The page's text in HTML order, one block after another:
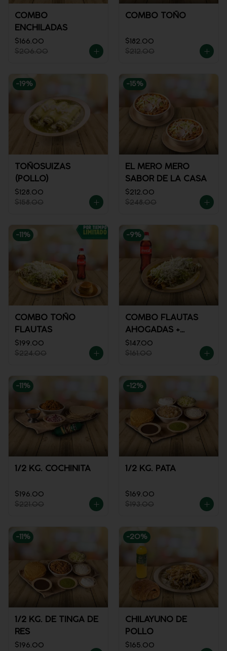
COMBO
ENCHILADAS
$166.00
$206.00
COMBO TOÑO
$182.00
$212.00
-19%
TOÑOSUIZAS
(POLLO)
$128.00
$158.00
-15%
EL MERO MERO
SABOR DE LA CASA
$212.00
$248.00
-11 %
COMBO TOÑO
FLAUTAS
$199.00
$224.00
-9%
COMBO FLAUTAS
AHOGADAS +
REFRESCO
$147.00
$161.00
-11 %
1/2 KG. COCHINITA
$196.00
$221.00
-12%
1/2 KG. PATA
$169.00
$193.00
-11 %
1/2 KG. DE TINGA DE
RES
$196.00
-20%
CHILAYUNO DE
POLLO
$165.00